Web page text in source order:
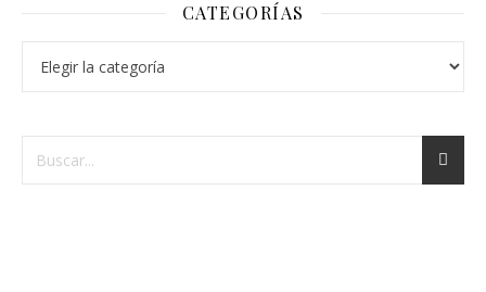
CATEGORÍAS